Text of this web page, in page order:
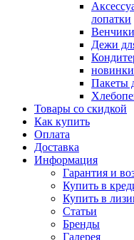
лопатки
Дежи
новинки
Пакеты
Товары со скидкой
Как купить
Оплата
Доставка
Информация
Гарантия и
Купить в
Купить в
Статьи
Бренды
Галерея